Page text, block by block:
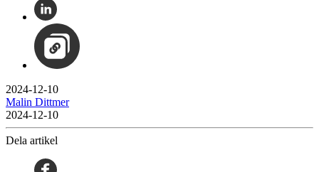
2024-12-10
Malin Dittmer
2024-12-10
Dela artikel